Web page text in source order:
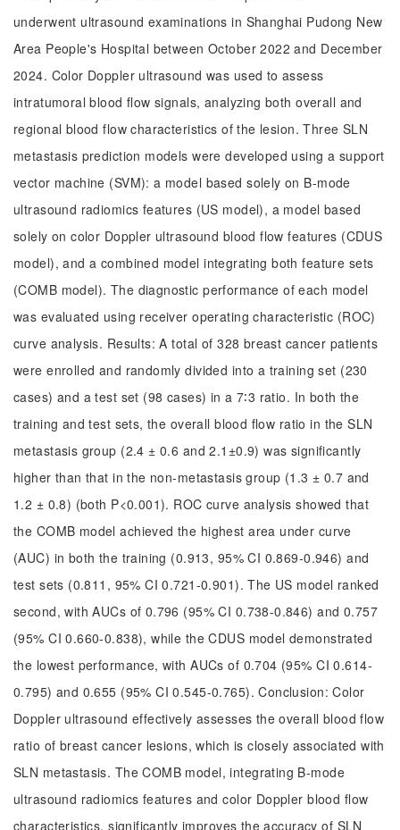
underwent ultrasound examinations in Shanghai Pudong New
Area People's Hospital between October 2022 and December
2024. Color Doppler ultrasound was used to assess
intratumoral blood flow signals, analyzing both overall and
regional blood flow characteristics of the lesion. Three SLN
metastasis prediction models were developed using a support
vector machine (SVM): a model based solely on B-mode
ultrasound radiomics features (US model), a model based
solely on color Doppler ultrasound blood flow features (CDUS
model), and a combined model integrating both feature sets
(COMB model). The diagnostic performance of each model
was evaluated using receiver operating characteristic (ROC)
curve analysis. Results: A total of 328 breast cancer patients
were enrolled and randomly divided into a training set (230
cases) and a test set (98 cases) in a 7∶3 ratio. In both the
training and test sets, the overall blood flow ratio in the SLN
metastasis group (2.4 ± 0.6 and 2.1±0.9) was significantly
higher than that in the non-metastasis group (1.3 ± 0.7 and
1.2 ± 0.8) (both P<0.001). ROC curve analysis showed that
the COMB model achieved the highest area under curve
(AUC) in both the training (0.913, 95% CI 0.869-0.946) and
test sets (0.811, 95% CI 0.721-0.901). The US model ranked
second, with AUCs of 0.796 (95% CI 0.738-0.846) and 0.757
(95% CI 0.660-0.838), while the CDUS model demonstrated
the lowest performance, with AUCs of 0.704 (95% CI 0.614-
0.795) and 0.655 (95% CI 0.545-0.765). Conclusion: Color
Doppler ultrasound effectively assesses the overall blood flow
ratio of breast cancer lesions, which is closely associated with
SLN metastasis. The COMB model, integrating B-mode
ultrasound radiomics features and color Doppler blood flow
characteristics, significantly improves the accuracy of SLN